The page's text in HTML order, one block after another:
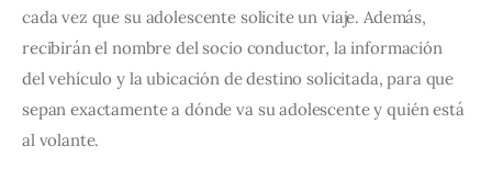
cada vez que su adolescente solicite un viaje. Además,
recibirán el nombre del socio conductor, la información
del vehículo y la ubicación de destino solicitada, para que
sepan exactamente a dónde va su adolescente y quién está
al volante.